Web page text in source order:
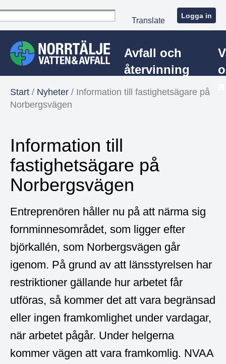
Translate
Logga in
Avfall och
återvinning
Start / Nyheter / Information till fastighetsägare på
Norbergsvägen
Information till
fastighetsägare på
Norbergsvägen
Entreprenören håller nu på att närma sig
fornminnesområdet, som ligger efter
björkallén, som Norbergsvägen går
igenom. På grund av att länsstyrelsen har
restriktioner gällande hur arbetet får
utföras, så kommer det att vara begränsad
eller ingen framkomlighet under vardagar,
när arbetet pågår. Under helgerna
kommer vägen att vara framkomlig. NVAA